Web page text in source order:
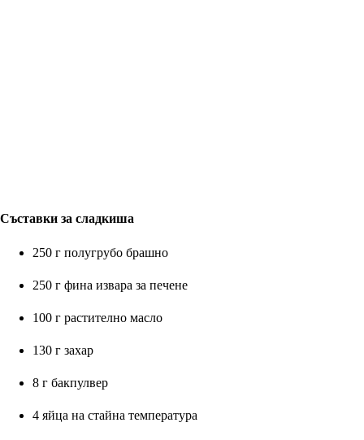
Съставки за сладкиша
250 г полугрубо брашно
250 г фина извара за печене
100 г растително масло
130 г захар
8 г бакпулвер
4 яйца на стайна температура